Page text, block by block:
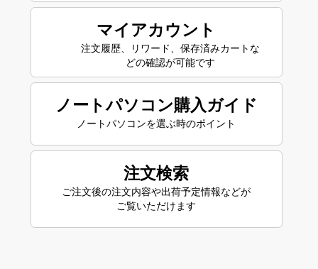
マイアカウント
注文履歴、リワード、保存済みカートな
どの確認が可能です
ノートパソコン購入ガイド
ノートパソコンを選ぶ時のポイント
注文検索
ご注文後の注文内容や出荷予定情報などが
ご覧いただけます